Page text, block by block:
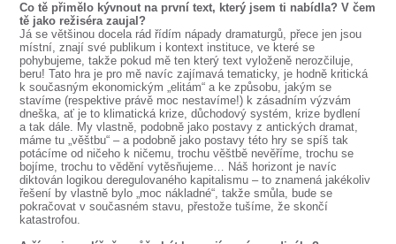
Co tě přimělo kývnout na první text, který jsem ti nabídla? V čem
tě jako režiséra zaujal?
Já se většinou docela rád řídím nápady dramaturgů, přece jen jsou
místní, znají své publikum i kontext instituce, ve které se
pohybujeme, takže pokud mě ten který text vyloženě nerozčiluje,
beru! Tato hra je pro mě navíc zajímavá tematicky, je hodně kritická
k současným ekonomickým „elitám“ a ke způsobu, jakým se
stavíme (respektive právě moc nestavíme!) k zásadním výzvám
dneška, ať je to klimatická krize, důchodový systém, krize bydlení
a tak dále. My vlastně, podobně jako postavy z antických dramat,
máme tu „věštbu“ – a podobně jako postavy této hry se spíš tak
potácíme od ničeho k ničemu, trochu věštbě nevěříme, trochu se
bojíme, trochu to vědění vytěsňujeme… Náš horizont je navíc
diktován logikou deregulovaného kapitalismu – to znamená jakékoliv
řešení by vlastně bylo „moc nákladné“, takže smůla, bude se
pokračovat v současném stavu, přestože tušíme, že skončí
katastrofou.